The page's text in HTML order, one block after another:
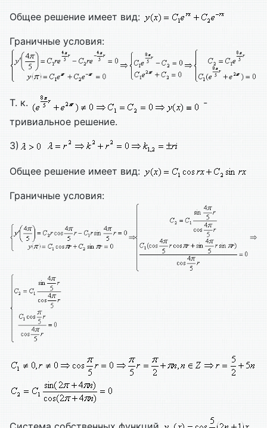
Общее решение имеет вид:
Граничные условия:
Т. к.
-
тривиальное решение.
3)
Общее решение имеет вид:
Граничные условия: